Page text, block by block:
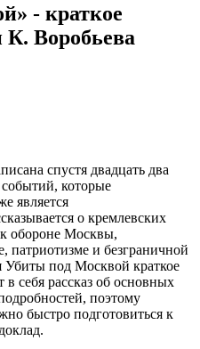
- краткое
К. Воробьева
спустя двадцать два
которые
является
о кремлевских
обороне Москвы,
патриотизме и безграничной
Убиты под Москвой краткое
себя рассказ об основных
поэтому
быстро подготовиться к